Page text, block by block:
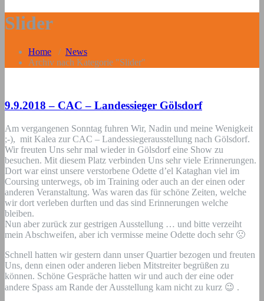
Slider
Home / News
Archiv nach Kategorie "Slider"
9.9.2018 – CAC – Landessieger Gölsdorf
Am vergangenen Sonntag fuhren Wir, Nadin und meine Wenigkeit
;-), mit Kalea zur CAC – Landessiegerausstellung nach Gölsdorf.
Wir freuten Uns sehr mal wieder in Gölsdorf eine Show zu
besuchen. Mit diesem Platz verbinden Uns sehr viele Erinnerungen.
Dort war einst unsere verstorbene Odette d’el Kataghan viel im
Coursing unterwegs, ob im Training oder auch an der einen oder
anderen Veranstaltung. Was waren das für schöne Zeiten, welche
wir dort verleben durften und das sind Erinnerungen welche
bleiben.
Nun aber zurück zur gestrigen Ausstellung … und bitte verzeiht
mein Abschweifen, aber ich vermisse meine Odette doch sehr 🙁
Schnell hatten wir gestern dann unser Quartier bezogen und freuten
Uns, denn einen oder anderen lieben Mitstreiter begrüßen zu
können. Schöne Gespräche hatten wir und auch der eine oder
andere Spass am Rande der Ausstellung kam nicht zu kurz 😉 .